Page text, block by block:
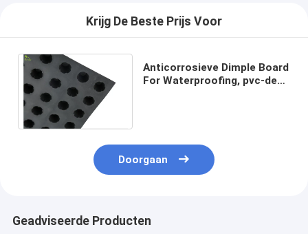
Krijg De Beste Prijs Voor
Anticorrosieve Dimple Board
For Waterproofing, pvc-de
Doorgaan
Geadviseerde Producten